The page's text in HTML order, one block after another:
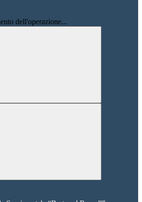
dell'operazione...